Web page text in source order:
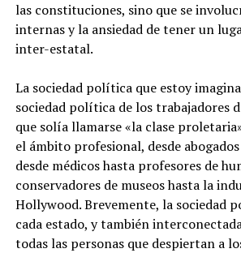
las constituciones, sino que se
internas y la ansiedad de tener un
inter-estatal.
La sociedad política que estoy
sociedad política de los trabajadores
que solía llamarse «la clase
el ámbito profesional, desde
desde médicos hasta profesores de
conservadores de museos hasta la
Hollywood. Brevemente, la sociedad
cada estado, y también
todas las personas que despiertan a